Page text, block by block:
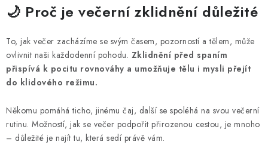
l
á
d
a
c
p
r
🌙 Proč je večerní zklidnění důležité
To, jak večer zacházíme se svým časem, pozorností a tělem, může
ovlivnit naši každodenní pohodu. Zklidnění před spaním
přispívá k pocitu rovnováhy a umožňuje tělu i mysli přejít
do klidového režimu.
Někomu pomáhá ticho, jinému čaj, další se spoléhá na svou večerní
rutinu. Možností, jak se večer podpořit přirozenou cestou, je mnoho
– důležité je najít tu, která sedí právě vám.